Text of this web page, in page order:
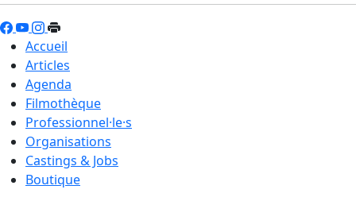
Accueil
Articles
Agenda
Filmothèque
Professionnel·le·s
Organisations
Castings & Jobs
Boutique